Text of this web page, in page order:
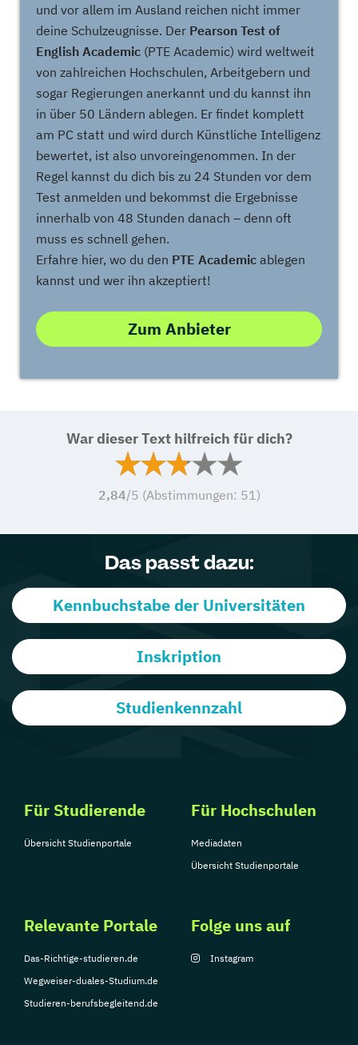
und vor allem im Ausland reichen nicht immer
deine Schulzeugnisse. Der Pearson Test of
English Academic (PTE Academic) wird weltweit
von zahlreichen Hochschulen, Arbeitgebern und
sogar Regierungen anerkannt und du kannst ihn
in über 50 Ländern ablegen. Er findet komplett
am PC statt und wird durch Künstliche Intelligenz
bewertet, ist also unvoreingenommen. In der
Regel kannst du dich bis zu 24 Stunden vor dem
Test anmelden und bekommst die Ergebnisse
innerhalb von 48 Stunden danach – denn oft
muss es schnell gehen.
Erfahre hier, wo du den PTE Academic ablegen
kannst und wer ihn akzeptiert!
Zum Anbieter
War dieser Text hilfreich für dich?
2,84/5 (Abstimmungen: 51 )
Das passt dazu:
Kennbuchstabe der Universitäten
Inskription
Studienkennzahl
Für Studierende
Übersicht Studienportale
Für Hochschulen
Mediadaten
Übersicht Studienportale
Relevante Portale
Das-Richtige-studieren.de
Wegweiser-duales-Studium.de
Studieren-berufsbegleitend.de
Folge uns auf
Instagram